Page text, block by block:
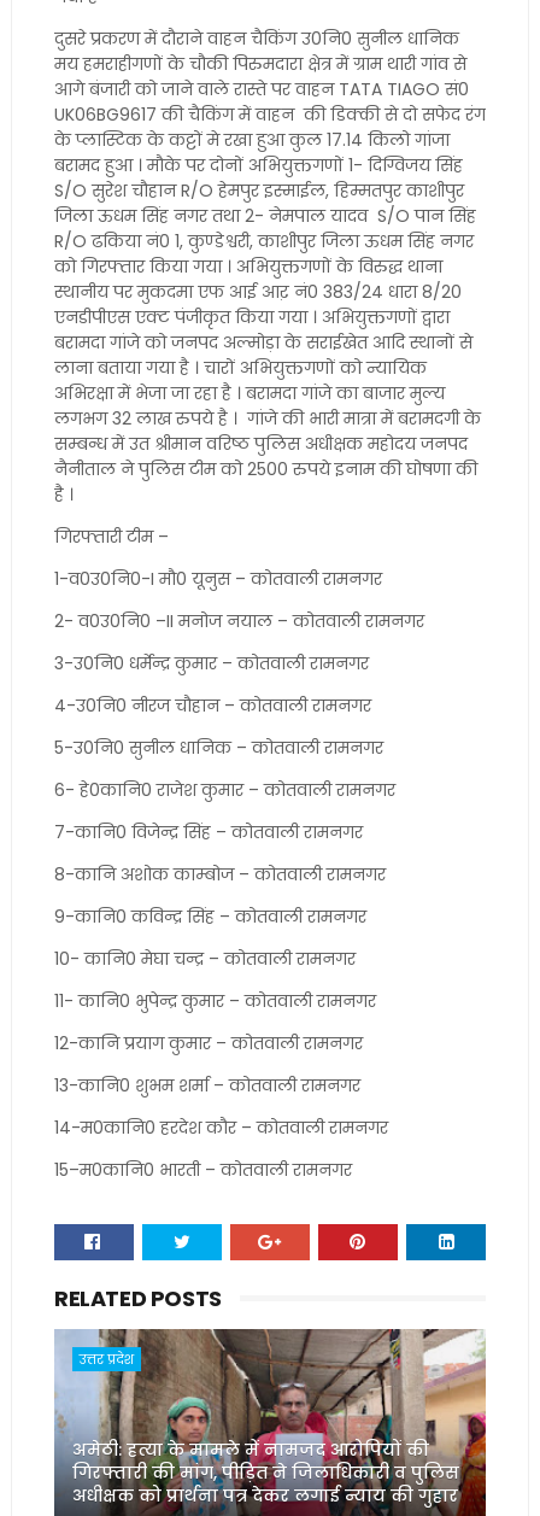
दुसरे प्रकरण में दौराने वाहन चैकिंग उ0नि0 सुनील धानिक
मय हमराहीगणों के चौकी पिरुमदारा क्षेत्र में ग्राम थारी गांव से
आगे बंजारी को जाने वाले रास्ते पर वाहन TATA TIAGO सं0
UK06BG9617 की चैकिंग में वाहन की डिक्की से दो सफेद रंग
के प्लास्टिक के कट्टों मे रखा हुआ कुल 17.14 किलो गांजा
बरामद हुआ । मौके पर दोनों अभियुक्तगणों 1- दिग्विजय सिंह
S/O सुरेश चौहान R/O हेमपुर इस्माईल, हिम्मतपुर काशीपुर
जिला ऊधम सिंह नगर तथा 2- नेमपाल यादव S/O पान सिंह
R/O ढकिया नं0 1, कुण्डेश्वरी, काशीपुर जिला ऊधम सिंह नगर
को गिरफ्तार किया गया । अभियुक्तगणों के विरुद्ध थाना
स्थानीय पर मुकदमा एफ आई आऱ नं0 383/24 धारा 8/20
एनडीपीएस एक्ट पंजीकृत किया गया । अभियुक्तगणों द्वारा
बरामदा गांजे को जनपद अल्मोड़ा के सराईखेत आदि स्थानों से
लाना बताया गया है । चारों अभियुक्तगणों को न्यायिक
अभिरक्षा में भेजा जा रहा है । बरामदा गांजे का बाजार मुल्य
लगभग 32 लाख रुपये है । गांजे की भारी मात्रा में बरामदगी के
सम्बन्ध में उत श्रीमान वरिष्ठ पुलिस अधीक्षक महोदय जनपद
नैनीताल ने पुलिस टीम को 2500 रुपये इनाम की घोषणा की
है ।
गिरफ्तारी टीम –
1-व0उ0नि0-I मौ0 यूनुस – कोतवाली रामनगर
2- व0उ0नि0 –II मनोज नयाल – कोतवाली रामनगर
3-उ0नि0 धर्मेन्द्र कुमार – कोतवाली रामनगर
4-उ0नि0 नीरज चौहान – कोतवाली रामनगर
5-उ0नि0 सुनील धानिक – कोतवाली रामनगर
6- हे0कानि0 राजेश कुमार – कोतवाली रामनगर
7-कानि0 विजेन्द्र सिंह – कोतवाली रामनगर
8-कानि अशोक काम्बोज – कोतवाली रामनगर
9-कानि0 कविन्द्र सिंह – कोतवाली रामनगर
10- कानि0 मेघा चन्द्र – कोतवाली रामनगर
11- कानि0 भुपेन्द्र कुमार – कोतवाली रामनगर
12-कानि प्रयाग कुमार – कोतवाली रामनगर
13-कानि0 शुभम शर्मा – कोतवाली रामनगर
14-म0कानि0 हरदेश कौर – कोतवाली रामनगर
15–म0कानि0 भारती – कोतवाली रामनगर
RELATED POSTS
उत्तर प्रदेश
अमेठी: हत्या के मामले में नामजद आरोपियों की
गिरफ्तारी की मांग, पीड़ित ने जिलाधिकारी व पुलिस
अधीक्षक को प्रार्थना पत्र देकर लगाई न्याय की गुहार